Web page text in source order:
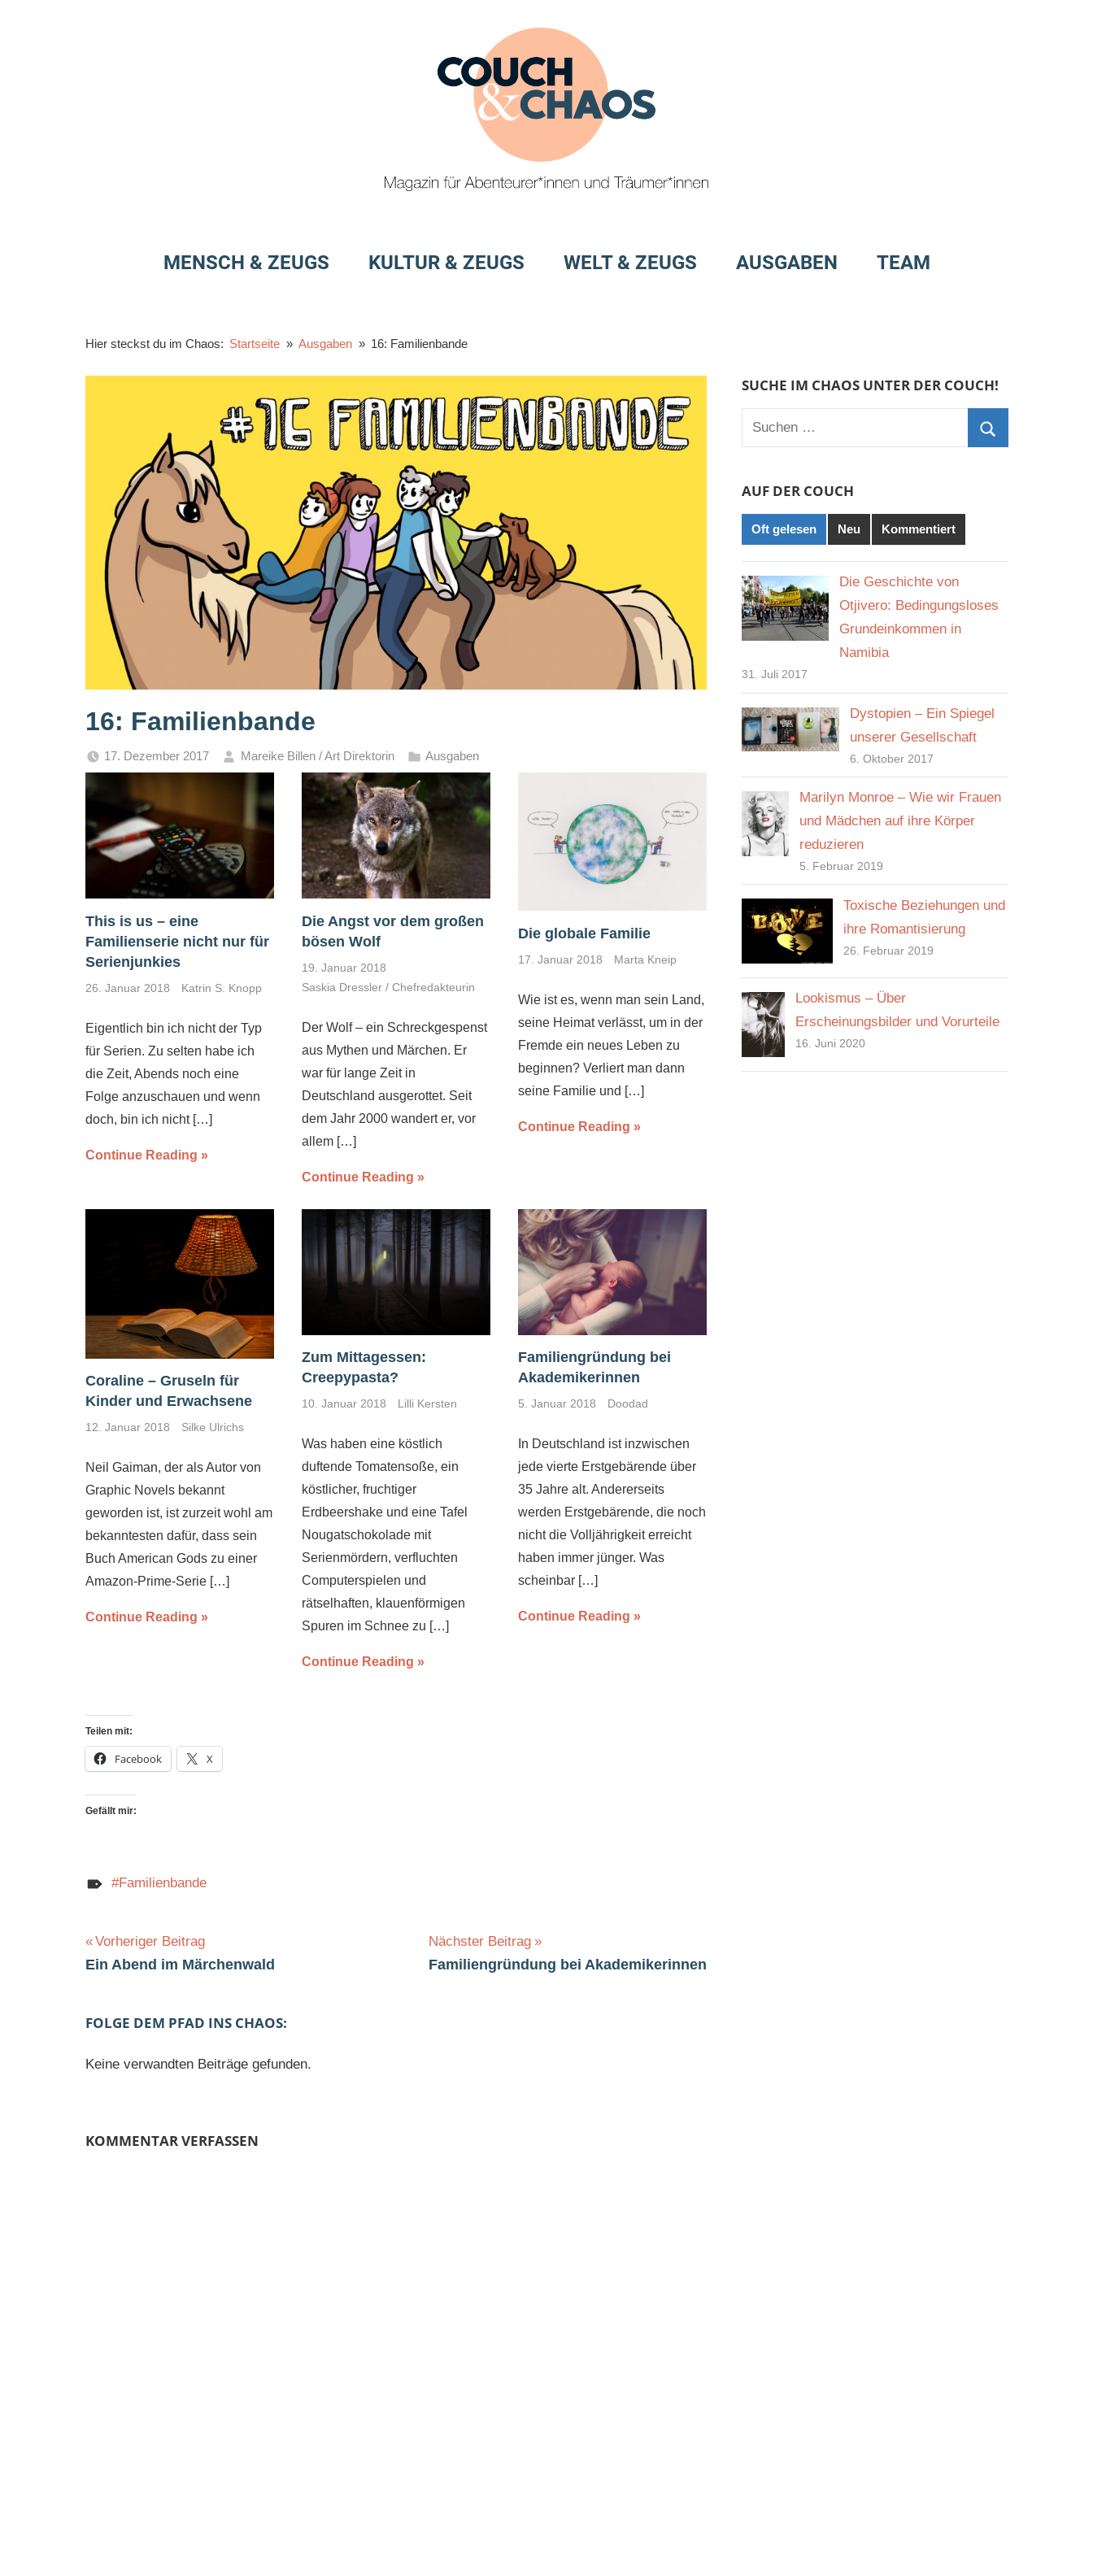
&
Abenteurer*innen
MENSCH & ZEUGS KULTUR & ZEUGS WELT & ZEUGS AUSGABEN TEAM
Hier steckst du im Chaos: Startseite Ausgaben 16: Familienbande
16: Familienbande
17. Dezember 2017 Mareike Billen / Art Direktorin Ausgaben
This is us – eine
Familienserie nicht nur für
Serienjunkies
26. Januar 2018 Katrin S. Knopp
Eigentlich bin ich nicht der Typ
für Serien. Zu selten habe ich
die Zeit, Abends noch eine
Folge anzuschauen und wenn
doch, bin ich nicht […]
Continue Reading
Die Angst vor dem großen
bösen Wolf
19. Januar 2018
Saskia Dressler / Chefredakteurin
Der Wolf – ein Schreckgespenst
aus Mythen und Märchen. Er
war für lange Zeit in
Deutschland ausgerottet. Seit
dem Jahr 2000 wandert er, vor
allem […]
Continue Reading
Die globale Familie
17. Januar 2018 Marta Kneip
Wie ist es, wenn man sein Land,
seine Heimat verlässt, um in der
Fremde ein neues Leben zu
beginnen? Verliert man dann
seine Familie und […]
Continue Reading
Coraline – Gruseln für
Kinder und Erwachsene
12. Januar 2018 Silke Ulrichs
Neil Gaiman, der als Autor von
Graphic Novels bekannt
geworden ist, ist zurzeit wohl am
bekanntesten dafür, dass sein
Buch American Gods zu einer
Amazon-Prime-Serie […]
Continue Reading
Zum Mittagessen:
Creepypasta?
10. Januar 2018 Lilli Kersten
Was haben eine köstlich
duftende Tomatensoße, ein
köstlicher, fruchtiger
Erdbeershake und eine Tafel
Nougatschokolade mit
Serienmördern, verfluchten
Computerspielen und
rätselhaften, klauenförmigen
Spuren im Schnee zu […]
Continue Reading
Familiengründung bei
Akademikerinnen
5. Januar 2018 Doodad
In Deutschland ist inzwischen
jede vierte Erstgebärende über
35 Jahre alt. Andererseits
werden Erstgebärende, die noch
nicht die Volljährigkeit erreicht
haben immer jünger. Was
scheinbar […]
Continue Reading
Teilen mit:
Facebook X
Gefällt mir:
Familienbande
Beitragsnavigation
Vorheriger Beitrag
Ein Abend im Märchenwald
Nächster Beitrag
Familiengründung bei Akademikerinnen
FOLGE DEM PFAD INS CHAOS:
Keine verwandten Beiträge gefunden.
KOMMENTAR VERFASSEN
SUCHE IM CHAOS UNTER DER COUCH!
Suchen
AUF DER COUCH
Oft gelesen Neu Kommentiert
Die Geschichte von
Otjivero: Bedingungsloses
Grundeinkommen in
Namibia
31. Juli 2017
Dystopien – Ein Spiegel
unserer Gesellschaft
6. Oktober 2017
Marilyn Monroe – Wie wir Frauen
und Mädchen auf ihre Körper
reduzieren
5. Februar 2019
Toxische Beziehungen und
ihre Romantisierung
26. Februar 2019
Lookismus – Über
Erscheinungsbilder und Vorurteile
16. Juni 2020